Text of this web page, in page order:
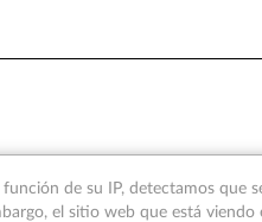
función de su IP, detectamos que
el sitio web que está